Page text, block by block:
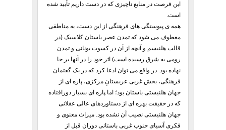
این فرصت در منابع ناچیزی که در دست داریم تأیید شده
است.
همه ی پیوستگی های فرهنگی از این دست، به مناطقی
معطوف می شود که تمدن عصر باستان کلاسیک (در
قالب هلنیسم و آنچه از آن در کسوت یونانی و تمدن
رومی به شرق رسیده است) اثر خود را در آنها بر جا
نهاده بود. در واقع می توان ادعا کرد که در یک گفتمان
فرهنگی، بخش غربی عربستانِ مرکزی، پاره ای از
جهان هلنیستی باستان بود؛ اما پاره ای بسیار دورافتاده
که در حقیقت بهره ای از دستاوردهای عالی عقلانی
جهان هلنیستی نصیب آن نشده بود. میراث معنوی و
فکری آسیای جنوب غربی باستانی دوران قبل از